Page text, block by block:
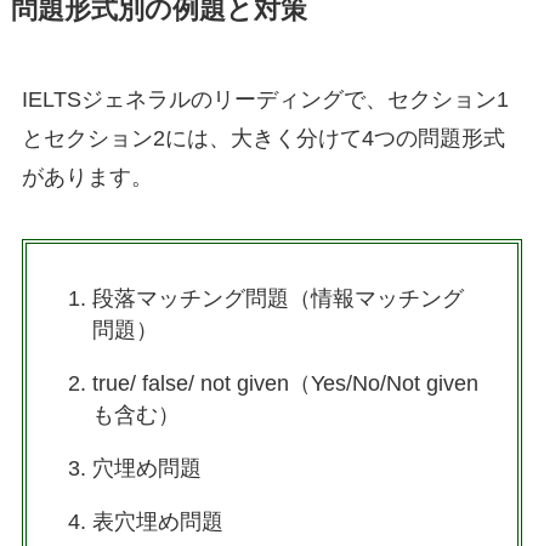
問題形式別の例題と対策
IELTSジェネラルのリーディングで、セクション1
とセクション2には、大きく分けて4つの問題形式
があります。
段落マッチング問題（情報マッチング
問題）
true/ false/ not given（Yes/No/Not given
も含む）
穴埋め問題
表穴埋め問題